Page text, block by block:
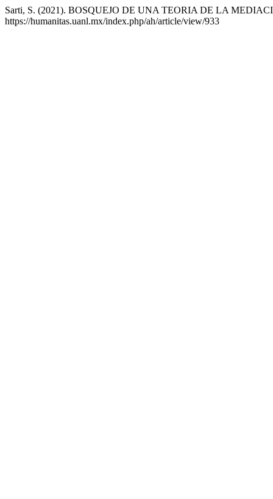
Sarti, S. (2021). BOSQUEJO DE UNA TEORIA DE LA
https://humanitas.uanl.mx/index.php/ah/article/view/933